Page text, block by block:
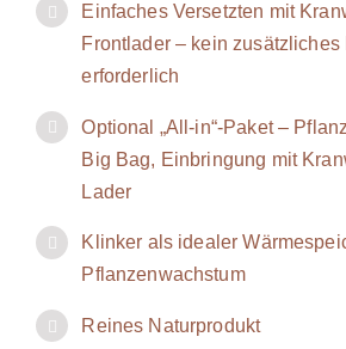
Einfaches Versetzten mit
Frontlader – kein zusätzliches
erforderlich
Optional „All-in“-Paket –
Big Bag, Einbringung mit
Lader
Klinker als idealer
Pflanzenwachstum
Reines Naturprodukt